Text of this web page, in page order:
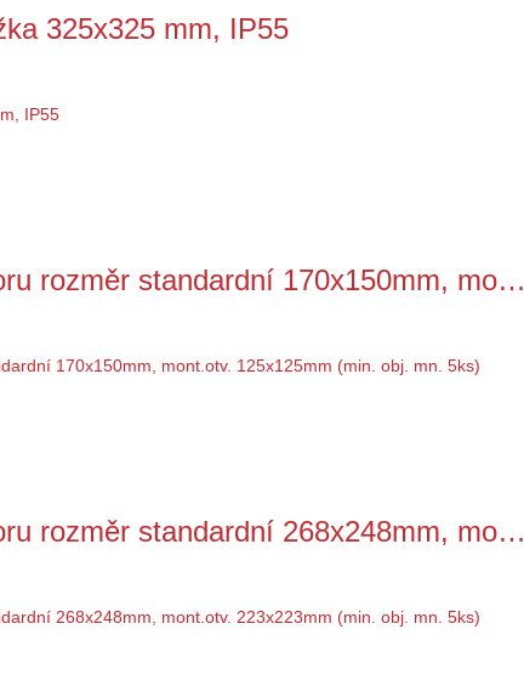
325x325 mm, IP55
rozměr standardní 170x150mm, mo…
rozměr standardní 268x248mm, mo…